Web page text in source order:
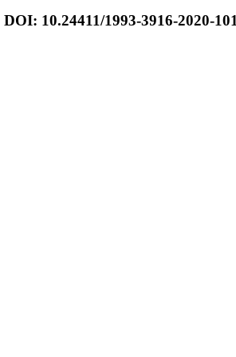
DOI: 10.24411/1993-3916-2020-